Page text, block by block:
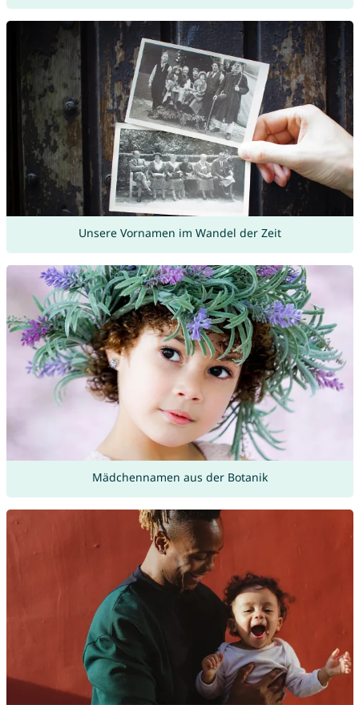
Unsere Vornamen im Wandel der Zeit
Mädchennamen aus der Botanik